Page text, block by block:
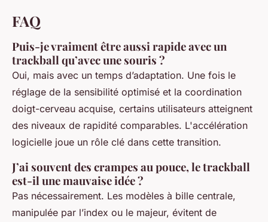
FAQ
Puis-je vraiment être aussi rapide avec un
trackball qu’avec une souris ?
Oui, mais avec un temps d’adaptation. Une fois le
réglage de la sensibilité optimisé et la coordination
doigt-cerveau acquise, certains utilisateurs atteignent
des niveaux de rapidité comparables. L'accélération
logicielle joue un rôle clé dans cette transition.
J’ai souvent des crampes au pouce, le trackball
est-il une mauvaise idée ?
Pas nécessairement. Les modèles à bille centrale,
manipulée par l’index ou le majeur, évitent de